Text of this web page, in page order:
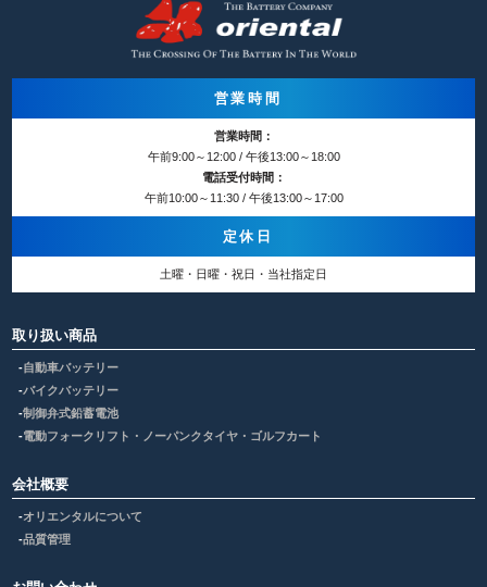
営業時間
営業時間：
午前9:00～12:00 / 午後13:00～18:00
電話受付時間：
午前10:00～11:30 / 午後13:00～17:00
定休日
土曜・日曜・祝日・当社指定日
取り扱い商品
自動車バッテリー
バイクバッテリー
制御弁式鉛蓄電池
電動フォークリフト・ノーパンクタイヤ・ゴルフカート
会社概要
オリエンタルについて
品質管理